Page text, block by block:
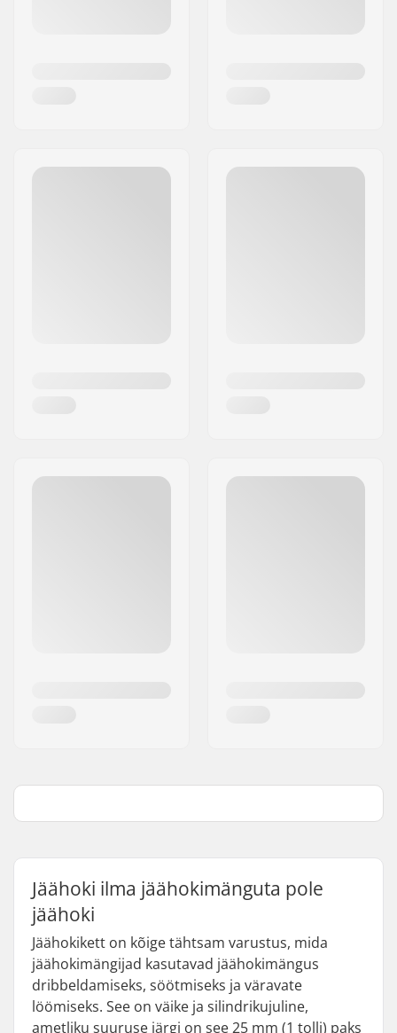
Jäähoki ilma jäähokimänguta pole
jäähoki
Jäähokikett on kõige tähtsam varustus, mida
jäähokimängijad kasutavad jäähokimängus
dribbeldamiseks, söötmiseks ja väravate
löömiseks. See on väike ja silindrikujuline,
ametliku suuruse järgi on see 25 mm (1 tolli) paks